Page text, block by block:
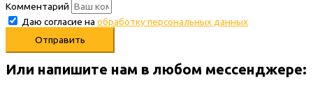
Комментарий
Даю согласие на обработку персональных данных
Отправить
Или напишите нам в любом месcенджере: